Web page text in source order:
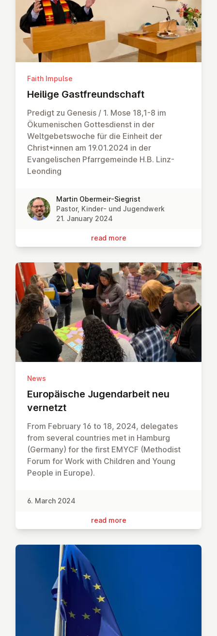
Faith Impulse
Heilige Gast­fre­und­schaft
Predigt zu Genesis / 1. Mose 18,1-8 im
Ökumenischen Gottesdienst in der
Weltgebetswoche für die Einheit der
Christ*innen am 19.01.2024 in der
Evangelischen Pfarrgemeinde H.B. Linz-
Leonding
Martin Obermeir-Siegrist
Pastor, Kinder- und Jugendwerk
21. January 2024
read more
News
Europäis­che Ju­gendarbeit neu
vernetzt
From February 16 to 18, 2024, delegates
from several countries met in Hamburg
(Germany) for the first EMYCF (Methodist
Forum for Work with Children and Young
People in Europe).
6. March 2024
read more